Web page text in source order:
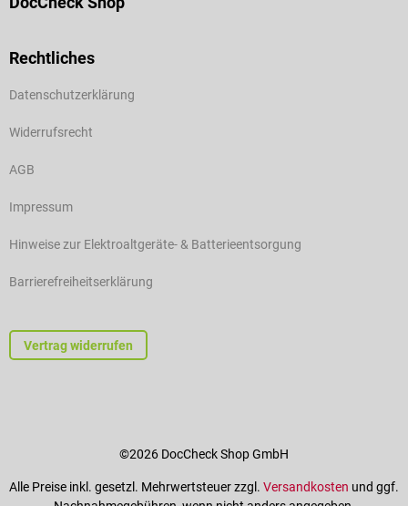
Rechtliches
Datenschutzerklärung
Widerrufsrecht
AGB
Impressum
Hinweise zur Elektroaltgeräte- & Batterieentsorgung
Barrierefreiheitserklärung
Vertrag widerrufen
©2026 DocCheck Shop GmbH
Alle Preise inkl. gesetzl. Mehrwertsteuer zzgl. Versandkosten und ggf.